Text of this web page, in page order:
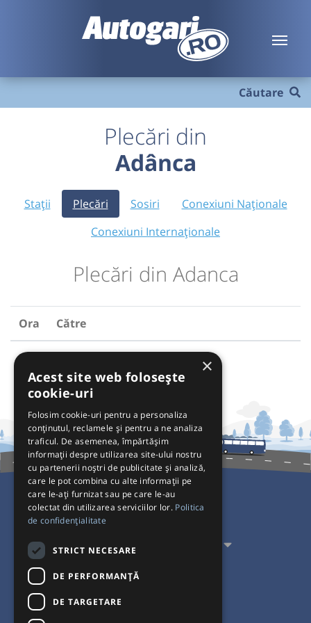
Căutare
Plecări din
Adânca
Stații Plecări Sosiri
Conexiuni Naționale
Conexiuni Internaționale
Plecări din Adanca
Ora Către
Pentru Călători
Pentru Transportatori
Interacționăm
Acceptăm plăți cu
×
Acest site web folosește
cookie-uri
Folosim cookie-uri pentru a personaliza
conținutul, reclamele și pentru a ne analiza
traficul. De asemenea, împărtășim
informații despre utilizarea site-ului nostru
cu partenerii noștri de publicitate și analiză,
care le pot combina cu alte informații pe
care le-ați furnizat sau pe care le-au
colectat din utilizarea serviciilor lor. Politica
de confidențialitate
STRICT NECESARE
DE PERFORMANȚĂ
DE TARGETARE